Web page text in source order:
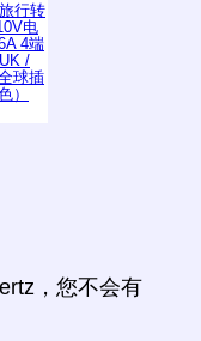
行转
电
4端
/
球插
）
，您不会有